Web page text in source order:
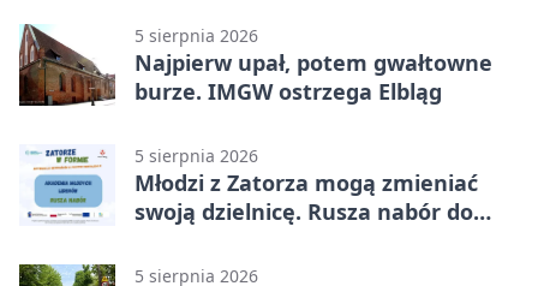
5 sierpnia 2026
Najpierw upał, potem gwałtowne
burze. IMGW ostrzega Elbląg
5 sierpnia 2026
Młodzi z Zatorza mogą zmieniać
swoją dzielnicę. Rusza nabór do
5 sierpnia 2026